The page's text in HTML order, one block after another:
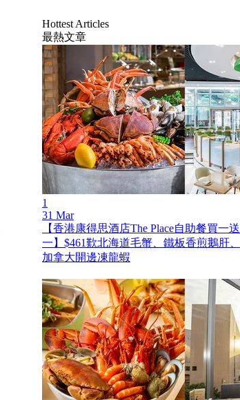
Hottest Articles
最熱文章
1
31 Mar
【香港康得思酒店The Place自助餐買一送
一】$461歎北海道毛蟹、鐵板香煎鵝肝、
加拿大開邊凍龍蝦